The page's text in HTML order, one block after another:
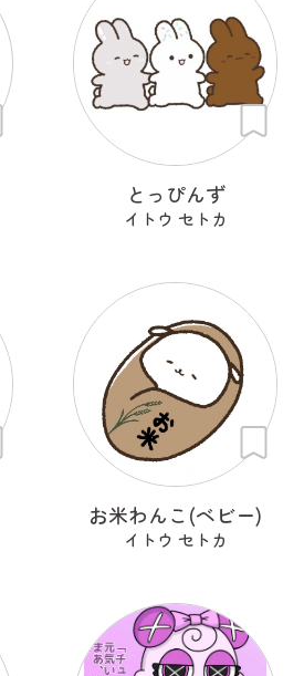
とっぴんず
イトウ セトカ
お米わんこ(ベビー)
イトウ セトカ